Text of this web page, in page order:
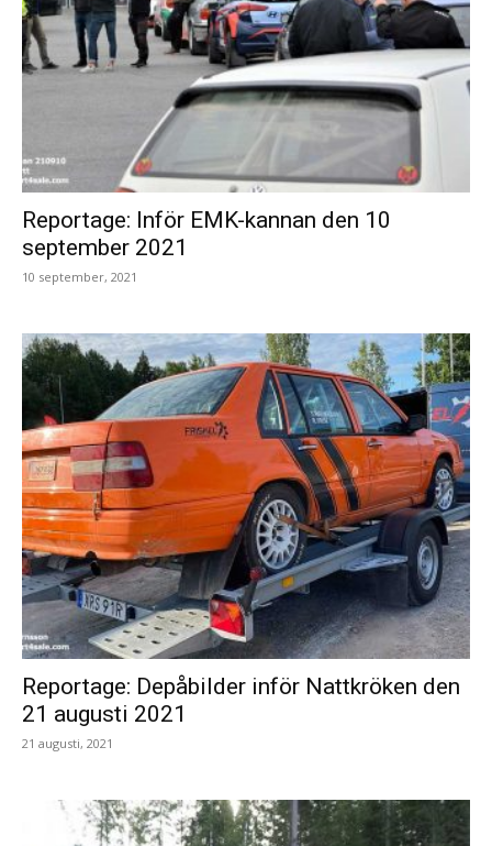
Reportage: Inför EMK-kannan den 10
september 2021
10 september, 2021
Reportage: Depåbilder inför Nattkröken den
21 augusti 2021
21 augusti, 2021